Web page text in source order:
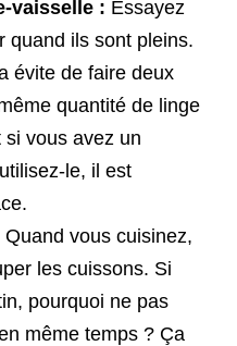
vaisselle : Essayez
quand ils sont pleins.
évite de faire deux
quantité de linge
vous avez un
le, il est
Quand vous cuisinez,
les cuissons. Si
pourquoi ne pas
même temps ? Ça